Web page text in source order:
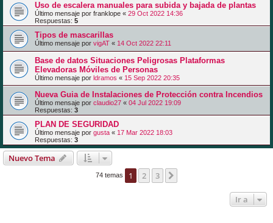
Uso de escalera manuales para subida y bajada de plantas
Último mensaje por franklope « 29 Oct 2022 14:36
Respuestas: 5
Tipos de mascarillas
Último mensaje por vigAT « 14 Oct 2022 22:11
Base de datos Situaciones Peligrosas Plataformas
Elevadoras Móviles de Personas
Último mensaje por ldramos « 15 Sep 2022 20:35
Nueva Guia de Instalaciones de Protección contra Incendios
Último mensaje por claudio27 « 04 Jul 2022 19:09
Respuestas: 3
PLAN DE SEGURIDAD
Último mensaje por gusta « 17 Mar 2022 18:03
Respuestas: 3
Nuevo Tema
74 temas 1 2 3
Ir a